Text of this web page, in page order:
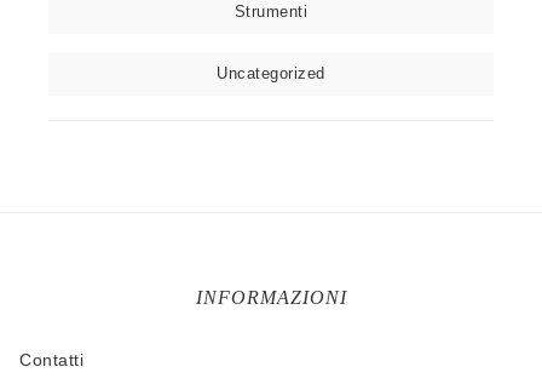
Strumenti
Uncategorized
INFORMAZIONI
Contatti